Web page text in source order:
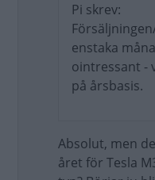
Pi skrev:
enstaka
ointressant -
på årsbasis.
Absolut, men
året för Tesla